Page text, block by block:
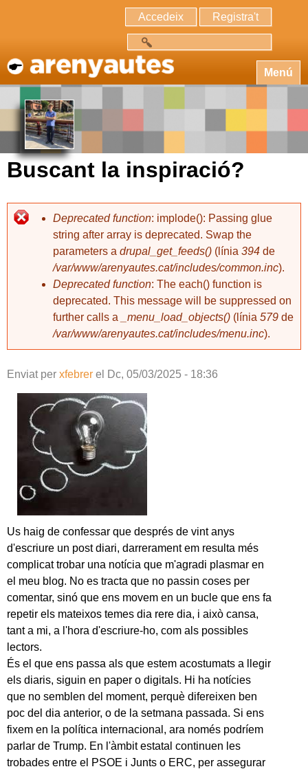
Accedeix Registra't
Menú
Buscant la inspiració?
Deprecated function: implode(): Passing glue
string after array is deprecated. Swap the
parameters a drupal_get_feeds() (línia 394 de
/var/www/arenyautes.cat/includes/common.inc).
Deprecated function: The each() function is
deprecated. This message will be suppressed on
further calls a
_menu_load_objects() (línia 579 de
/var/www/arenyautes.cat/includes/menu.inc).
Enviat per xfebrer el Dc, 05/03/2025 - 18:36
Us haig de confessar que després de vint anys
d'escriure un post diari, darrerament em resulta més
complicat trobar una notícia que m'agradi plasmar en
el meu blog. No es tracta que no passin coses per
comentar, sinó que ens movem en un bucle que ens fa
repetir els mateixos temes dia rere dia, i això cansa,
tant a mi, a l'hora d'escriure-ho, com als possibles
lectors.
És el que ens passa als que estem acostumats a llegir
els diaris, siguin en paper o digitals. Hi ha notícies
que no semblen del moment, perquè difereixen ben
poc del dia anterior, o de la setmana passada. Si ens
fixem en la política internacional, ara només podríem
parlar de Trump. En l'àmbit estatal continuen les
trobades entre el PSOE i Junts o ERC, per assegurar